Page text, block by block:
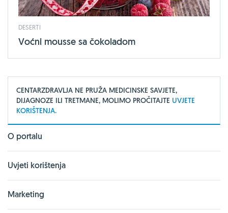
DESERTI
Voćni mousse sa čokoladom
CENTARZDRAVLJA NE PRUŽA MEDICINSKE SAVJETE,
DIJAGNOZE ILI TRETMANE, MOLIMO PROČITAJTE UVJETE
KORIŠTENJA.
O portalu
Uvjeti korištenja
Marketing